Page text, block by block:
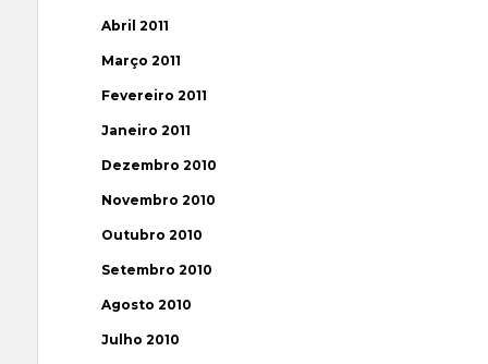
Abril 2011
Março 2011
Fevereiro 2011
Janeiro 2011
Dezembro 2010
Novembro 2010
Outubro 2010
Setembro 2010
Agosto 2010
Julho 2010